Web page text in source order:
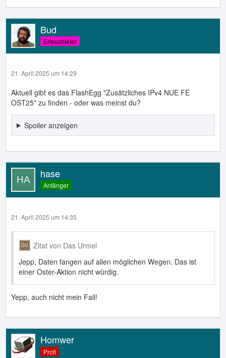
Bud
Erleuchteter
21. April 2025 um 14:29
Aktuell gibt es das FlashEgg "Zusätzliches IPv4 NUE FE
OST25" zu finden - oder was meinst du?
Spoiler anzeigen
hase
Anfänger
21. April 2025 um 14:35
Zitat von Das Urmel
Jepp, Daten fangen auf allen möglichen Wegen. Das ist
einer Oster-Aktion nicht würdig.
Yepp, auch nicht mein Fall!
Homwer
Profi